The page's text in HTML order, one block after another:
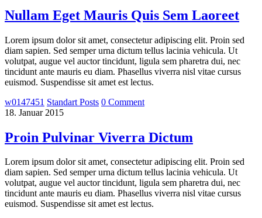
Nullam Eget Mauris Quis Sem Laoreet
Lorem ipsum dolor sit amet, consectetur adipiscing elit. Proin sed
diam sapien. Sed semper urna dictum tellus lacinia vehicula. Ut
volutpat, augue vel auctor tincidunt, ligula sem pharetra dui, nec
tincidunt ante mauris eu diam. Phasellus viverra nisl vitae cursus
euismod. Suspendisse sit amet est lectus.
w0147451 Standart Posts 0 Comment
18. Januar 2015
Proin Pulvinar Viverra Dictum
Lorem ipsum dolor sit amet, consectetur adipiscing elit. Proin sed
diam sapien. Sed semper urna dictum tellus lacinia vehicula. Ut
volutpat, augue vel auctor tincidunt, ligula sem pharetra dui, nec
tincidunt ante mauris eu diam. Phasellus viverra nisl vitae cursus
euismod. Suspendisse sit amet est lectus.